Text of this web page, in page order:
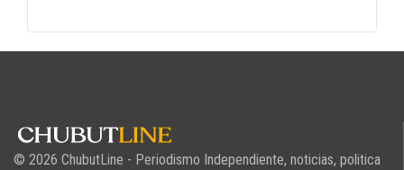
© 2026 ChubutLine - Periodismo Independiente, noticias, politica